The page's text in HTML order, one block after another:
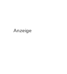
Anzeige